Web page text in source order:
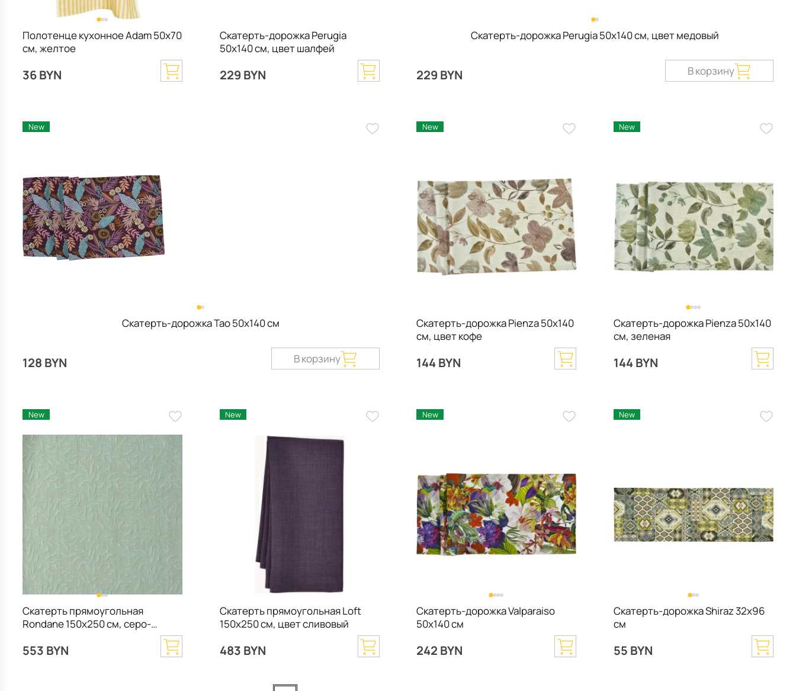
Полотенце кухонное Adam 50х70
см, желтое
36 BYN
Скатерть-дорожка Perugia
50х140 см, цвет шалфей
229 BYN
Скатерть-дорожка Perugia 50х140 см, цвет медовый
229 BYN В корзину
New
Скатерть-дорожка Tao 50х140 см
128 BYN В корзину
New
Скатерть-дорожка Pienza 50х140
см, цвет кофе
144 BYN
New
Скатерть-дорожка Pienza 50х140
см, зеленая
144 BYN
New
Скатерть прямоугольная
Rondane 150х250 см, серо-
553 BYN
New
Скатерть прямоугольная Loft
150х250 см, цвет сливовый
483 BYN
New
Скатерть-дорожка Valparaiso
50х140 см
242 BYN
New
Скатерть-дорожка Shiraz 32х96
см
55 BYN